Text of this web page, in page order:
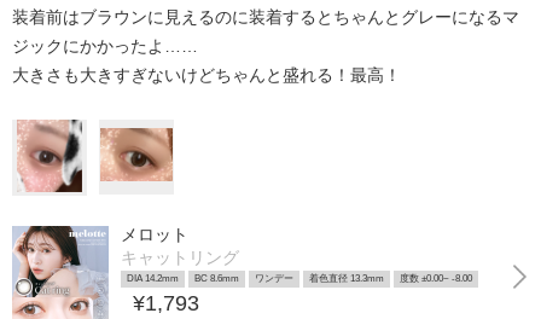
装着前はブラウンに見えるのに装着するとちゃんとグレーになるマ
ジックにかかったよ……
大きさも大きすぎないけどちゃんと盛れる！最高！
メロット
キャットリング
DIA 14.2mm BC 8.6mm ワンデー 着色直径 13.3mm 度数 ±0.00~ -8.00
¥1,793